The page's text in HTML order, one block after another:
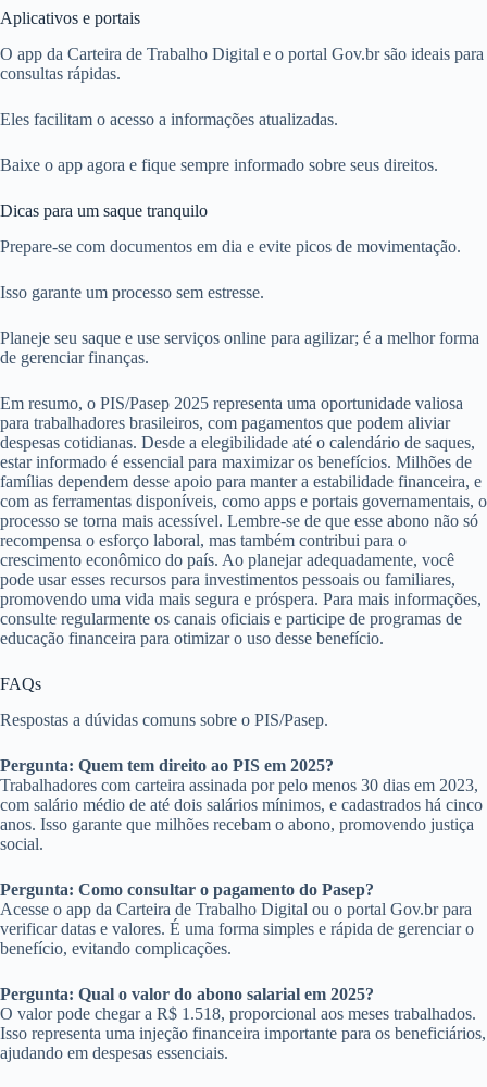
Aplicativos e portais
O app da Carteira de Trabalho Digital e o portal Gov.br são ideais para
consultas rápidas.
Eles facilitam o acesso a informações atualizadas.
Baixe o app agora e fique sempre informado sobre seus direitos.
Dicas para um saque tranquilo
Prepare-se com documentos em dia e evite picos de movimentação.
Isso garante um processo sem estresse.
Planeje seu saque e use serviços online para agilizar; é a melhor forma
de gerenciar finanças.
Em resumo, o PIS/Pasep 2025 representa uma oportunidade valiosa
para trabalhadores brasileiros, com pagamentos que podem aliviar
despesas cotidianas. Desde a elegibilidade até o calendário de saques,
estar informado é essencial para maximizar os benefícios. Milhões de
famílias dependem desse apoio para manter a estabilidade financeira, e
com as ferramentas disponíveis, como apps e portais governamentais, o
processo se torna mais acessível. Lembre-se de que esse abono não só
recompensa o esforço laboral, mas também contribui para o
crescimento econômico do país. Ao planejar adequadamente, você
pode usar esses recursos para investimentos pessoais ou familiares,
promovendo uma vida mais segura e próspera. Para mais informações,
consulte regularmente os canais oficiais e participe de programas de
educação financeira para otimizar o uso desse benefício.
FAQs
Respostas a dúvidas comuns sobre o PIS/Pasep.
Pergunta: Quem tem direito ao PIS em 2025?
Trabalhadores com carteira assinada por pelo menos 30 dias em 2023,
com salário médio de até dois salários mínimos, e cadastrados há cinco
anos. Isso garante que milhões recebam o abono, promovendo justiça
social.
Pergunta: Como consultar o pagamento do Pasep?
Acesse o app da Carteira de Trabalho Digital ou o portal Gov.br para
verificar datas e valores. É uma forma simples e rápida de gerenciar o
benefício, evitando complicações.
Pergunta: Qual o valor do abono salarial em 2025?
O valor pode chegar a R$ 1.518, proporcional aos meses trabalhados.
Isso representa uma injeção financeira importante para os beneficiários,
ajudando em despesas essenciais.